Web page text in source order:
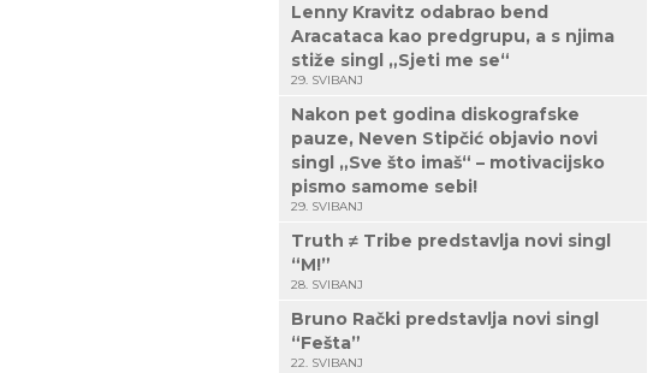
Lenny Kravitz odabrao bend
Aracataca kao predgrupu, a s njima
stiže singl „Sjeti me se“
29. SVIBANJ
Nakon pet godina diskografske
pauze, Neven Stipčić objavio novi
singl „Sve što imaš“ – motivacijsko
pismo samome sebi!
29. SVIBANJ
Truth ≠ Tribe predstavlja novi singl
“M!”
28. SVIBANJ
Bruno Rački predstavlja novi singl
“Fešta”
22. SVIBANJ